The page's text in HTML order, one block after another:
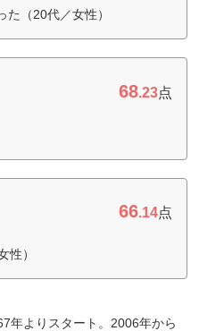
（20代／女性）
68.23点
66.14点
性）
年よりスタート。2006年から